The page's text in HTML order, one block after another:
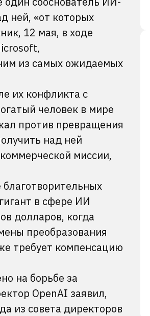
ней, «от которых
12 мая, в ходе
из самых ожидаемых
их конфликта с
человек в мире
против превращения
над ней
миссии,
в сфере ИИ
долларов, когда
преобразования
требует компенсацию
на борьбе за
OpenAI заявил,
из совета директоров